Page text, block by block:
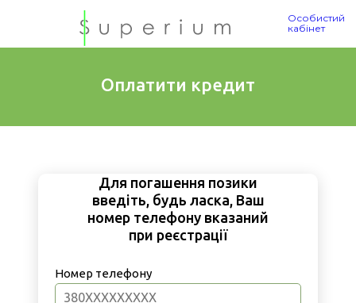
Особистий
кабінет
Оплатити кредит
Для погашення позики
введіть, будь ласка, Ваш
номер телефону вказаний
при реєстрації
Номер телефону